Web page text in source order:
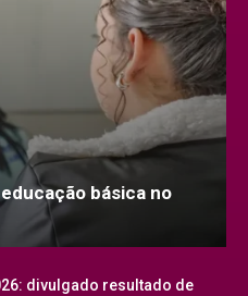
básica no
divulgado resultado de